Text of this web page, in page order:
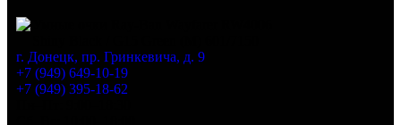
г. Донецк, пр. Гринкевича, д. 9
+7 (949) 649-10-19
+7 (949) 395-18-62